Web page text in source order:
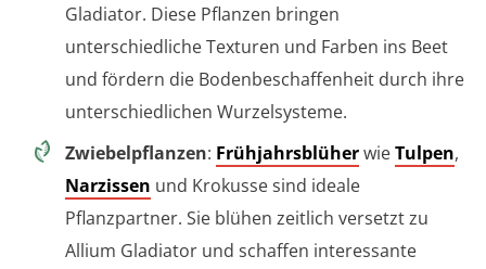
Gladiator. Diese Pflanzen bringen
unterschiedliche Texturen und Farben ins Beet
und fördern die Bodenbeschaffenheit durch ihre
unterschiedlichen Wurzelsysteme.
Zwiebelpflanzen: FrühjahrsblüherwieTulpen,
Narzissen und Krokusse sind ideale
Pflanzpartner. Sie blühen zeitlich versetzt zu
Allium Gladiator und schaffen interessante